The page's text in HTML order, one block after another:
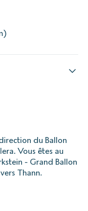
du Ballon
Vous êtes au
- Grand Ballon
Thann.